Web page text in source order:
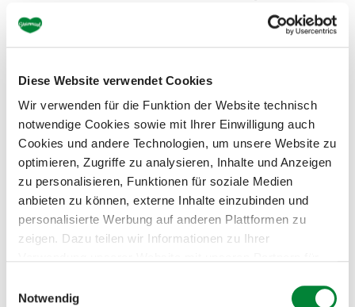
Diese Website verwendet Cookies
Wir verwenden für die Funktion der Website technisch
notwendige Cookies sowie mit Ihrer Einwilligung auch
Cookies und andere Technologien, um unsere Website zu
optimieren, Zugriffe zu analysieren, Inhalte und Anzeigen
zu personalisieren, Funktionen für soziale Medien
anbieten zu können, externe Inhalte einzubinden und
personalisierte Werbung auf anderen Plattformen zu
zeigen. Dazu teilen wir Informationen zu Ihrer
zu technisch nicht notwendigen Cookies können Sie
Notwendig
Plättenfahrten.
erfahren
hoch) vorgelagert, ist
der Kulm, auf dem
mehr
erfahren